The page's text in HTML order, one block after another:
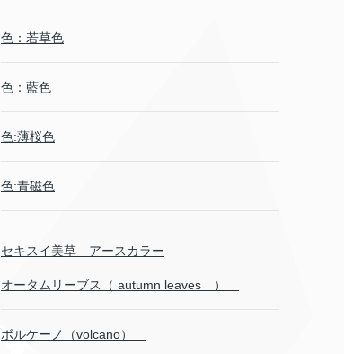
色：若草色
色：藍色
色:薄桜色
色:青磁色
セキスイ美草 アースカラー
オータムリーブス（ autumn leaves ）
ボルケーノ（volcano）